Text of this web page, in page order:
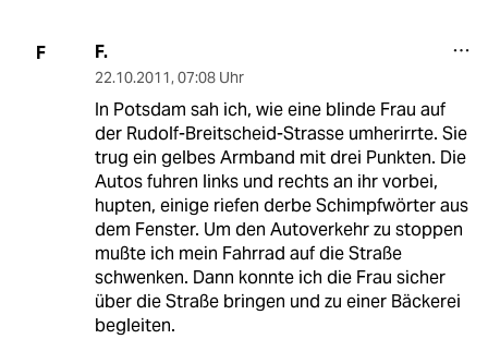
F F.
22.10.2011, 07:08 Uhr
In Potsdam sah ich, wie eine blinde Frau auf
der Rudolf-Breitscheid-Strasse umherirrte. Sie
trug ein gelbes Armband mit drei Punkten. Die
Autos fuhren links und rechts an ihr vorbei,
hupten, einige riefen derbe Schimpfwörter aus
dem Fenster. Um den Autoverkehr zu stoppen
mußte ich mein Fahrrad auf die Straße
schwenken. Dann konnte ich die Frau sicher
über die Straße bringen und zu einer Bäckerei
begleiten.